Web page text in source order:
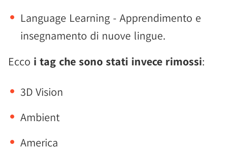
Language Learning - Apprendimento e
insegnamento di nuove lingue.
Ecco i tag che sono stati invece rimossi:
3D Vision
Ambient
America